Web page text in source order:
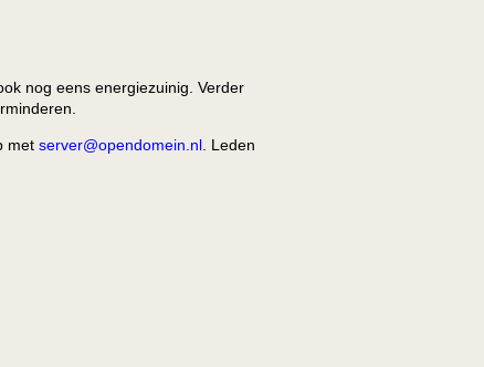
nog eens energiezuinig. Verder
met server@opendomein.nl . Leden